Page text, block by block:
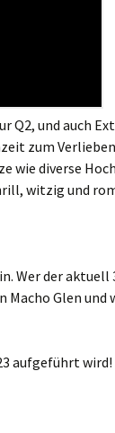
Q2, und auch
zum
wie diverse
witzig und
Wer der
Glen und
aufgeführt wird!